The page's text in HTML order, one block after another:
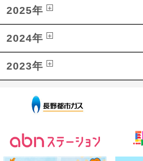
2025年
2024年
2023年